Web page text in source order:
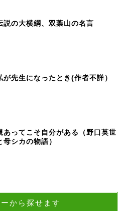
説の大横綱、双葉山の名言
が先生になったとき(作者不詳）
あってこそ自分がある（野口英世
母シカの物語）
から探せます